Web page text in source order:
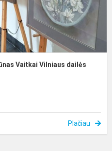
Vaitkai Vilniaus dailės
Plačiau